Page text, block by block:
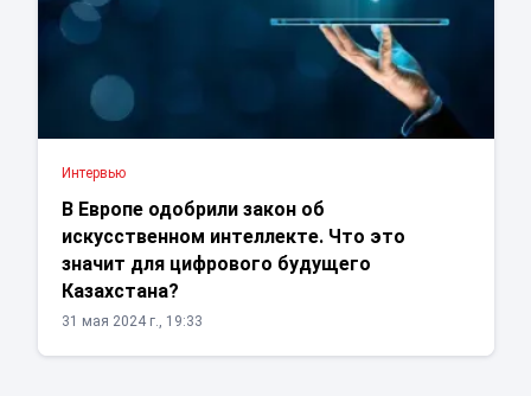
Интервью
В Европе одобрили закон об
искусственном интеллекте. Что это
значит для цифрового будущего
Казахстана?
31 мая 2024 г., 19:33